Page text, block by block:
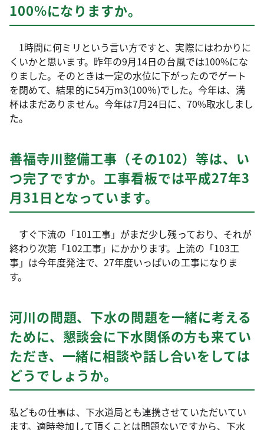
100%になりますか。
1時間に何ミリという言い方ですと、実際にはわかりに
くいかと思います。昨年の9月14日の台風では100%にな
りました。そのときは一定の水位に下がったのでゲート
を閉めて、結果的に54万m3(100％)でした。今年は、満
杯はまだありません。今年は7月24日に、70%取水しまし
た。
善福寺川整備工事（その102）等は、い
つ完了ですか。工事看板では平成27年3
月31日となっています。
すぐ下流の「101工事」がまだ少し残っており、それが
終わり次第「102工事」にかかります。上流の「103工
事」は今年度発注で、27年度いっぱいの工事になりま
す。
河川の問題、下水の問題を一緒に考える
ために、懇談会に下水関係の方も来てい
ただき、一緒に相談や話し合いをしては
どうでしょうか。
私どもの仕事は、下水道局とも連携させていただいてい
ます。適時参加して頂くことは問題ないですから、下水